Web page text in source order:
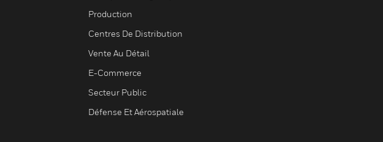
Production
Centres De Distribution
Vente Au Détail
E-Commerce
Secteur Public
Défense Et Aérospatiale